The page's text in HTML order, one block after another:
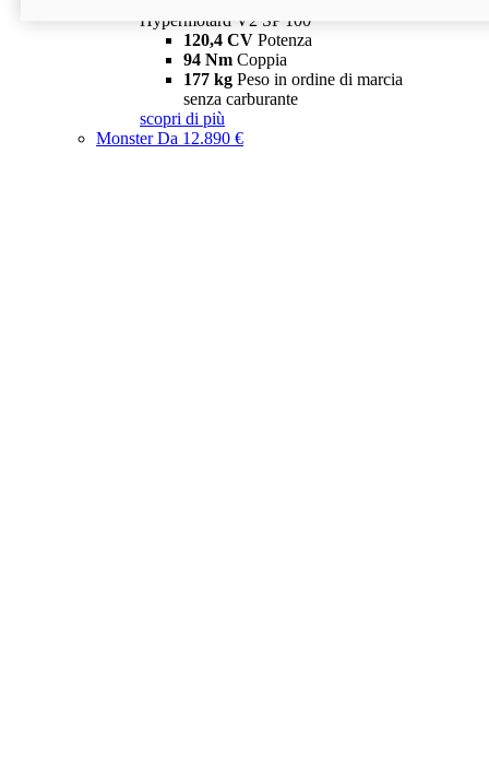
Hypermotard V2 SP 100
120,4 CV Potenza
94 Nm Coppia
177 kg Peso in ordine di marcia
senza carburante
scopri di più
MonsterDa 12.890 €